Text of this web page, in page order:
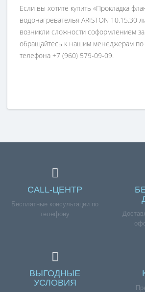
Если вы хотите купить «Прокладка
водонагревателья ARISTON 10.15.30
возникли сложности соформлением
обращайтесь к нашим менеджерам
телефона +7 (960) 579-09-09.
CALL-ЦЕНТР
Бесплатные консультации по
телефону
ВЫГОДНЫЕ
УСЛОВИЯ